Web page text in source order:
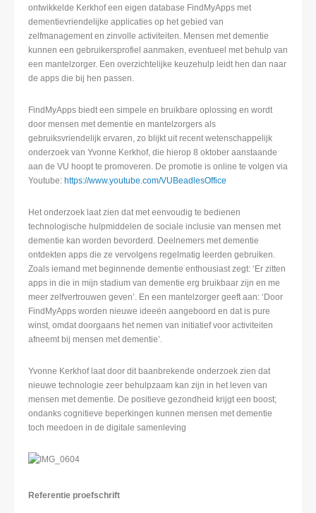
ontwikkelde Kerkhof een eigen database FindMyApps met
dementievriendelijke applicaties op het gebied van
zelfmanagement en zinvolle activiteiten. Mensen met dementie
kunnen een gebruikersprofiel aanmaken, eventueel met behulp van
een mantelzorger. Een overzichtelijke keuzehulp leidt hen dan naar
de apps die bij hen passen.
FindMyApps biedt een simpele en bruikbare oplossing en wordt
door mensen met dementie en mantelzorgers als
gebruiksvriendelijk ervaren, zo blijkt uit recent wetenschappelijk
onderzoek van Yvonne Kerkhof, die hierop 8 oktober aanstaande
aan de VU hoopt te promoveren. De promotie is online te volgen via
Youtube: https://www.youtube.com/VUBeadlesOffice
Het onderzoek laat zien dat met eenvoudig te bedienen
technologische hulpmiddelen de sociale inclusie van mensen met
dementie kan worden bevorderd. Deelnemers met dementie
ontdekten apps die ze vervolgens regelmatig leerden gebruiken.
Zoals iemand met beginnende dementie enthousiast zegt: ‘Er zitten
apps in die in mijn stadium van dementie erg bruikbaar zijn en me
meer zelfvertrouwen geven’. En een mantelzorger geeft aan: ‘Door
FindMyApps worden nieuwe ideeën aangeboord en dat is pure
winst, omdat doorgaans het nemen van initiatief voor activiteiten
afneemt bij mensen met dementie’.
Yvonne Kerkhof laat door dit baanbrekende onderzoek zien dat
nieuwe technologie zeer behulpzaam kan zijn in het leven van
mensen met dementie. De positieve gezondheid krijgt een boost;
ondanks cognitieve beperkingen kunnen mensen met dementie
toch meedoen in de digitale samenleving
Referentie proefschrift